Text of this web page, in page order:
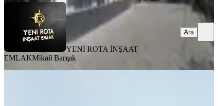
YENİ ROTA İNŞAAT
EMLAKMikail Barışık
Ara